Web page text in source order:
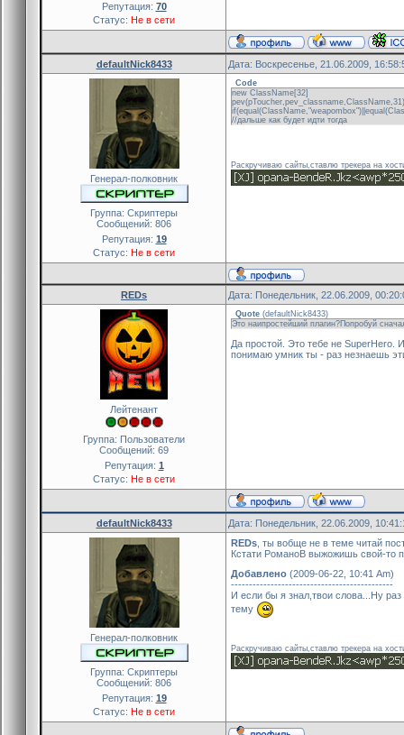
Репутация: 70
Статус: Не в сети
defaultNick8433 Дата: Воскресенье, 21.06.2009,
Генерал-полковник
Группа: Скриптеры
Сообщений: 806
Репутация: 19
Статус: Не в сети
Code
new ClassName[32]
pev(pToucher,pev_classname,ClassName,31)
//дальше как будет идти тогда
Раскручиваю сайты,ставлю трекера на
REDs Дата: Понедельник, 22.06.2009,
Лейтенант
Группа: Пользователи
Сообщений: 69
Репутация: 1
Статус: Не в сети
Quote (defaultNick8433)
Это наипростейший плагин?Попробуй
Да простой. Это тебе не
понимаю умник ты - раз незнаешь
defaultNick8433 Дата: Понедельник, 22.06.2009,
Генерал-полковник
Группа: Скриптеры
Сообщений: 806
Репутация: 19
Статус: Не в сети
REDs , ты вобще не в теме читай
Кстати РоманоВ выжожишь свой-то
Добавлено (2009-06-22, 10:41 Am)
---------------------------------------------
И если бы я знал,твои слова...Ну
тему
Раскручиваю сайты,ставлю трекера на